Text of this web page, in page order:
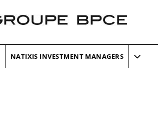
NATIXIS INVESTMENT MANAGERS